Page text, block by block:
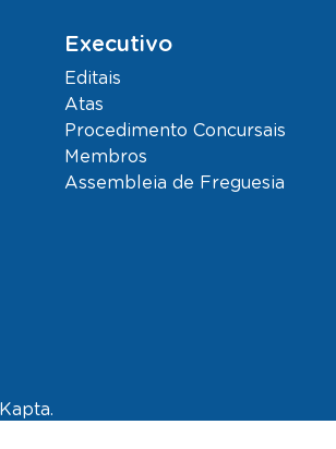
Executivo
Editais
Atas
Procedimento Concursais
Membros
Assembleia de Freguesia
Kapta.